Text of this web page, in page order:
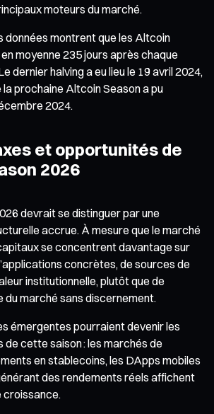
moteurs du marché.
données montrent que les Altcoin
moyenne 235 jours après chaque
dernier halving a eu lieu le 19 avril 2024,
prochaine Altcoin Season a pu
2024.
et opportunités de
2026
devrait se distinguer par une
accrue. À mesure que le marché
se concentrent davantage sur
concrètes, de sources de
institutionnelle, plutôt que de
du marché sans discernement.
émergentes pourraient devenir les
de cette saison : les marchés de
en stablecoins, les DApps mobiles
des rendements réels affichent
croissance.